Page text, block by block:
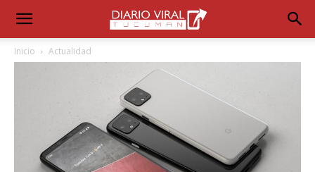
Inicio Actualidad